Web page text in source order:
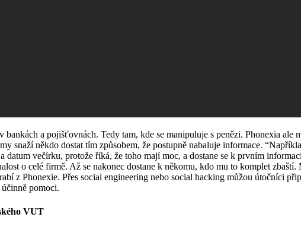
bankách a pojišťovnách. Tedy tam, kde se manipuluje s penězi. Phonexia
snaží někdo dostat tím způsobem, že postupně nabaluje informace.
datum večírku, protože říká, že toho mají moc, a dostane se k prvním
o celé firmě. Až se nakonec dostane k někomu, kdo mu to komplet
z Phonexie. Přes social engineering nebo social hacking můžou útočníci
pomoci.
VUT